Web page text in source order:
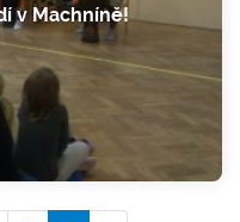
v Machníně!